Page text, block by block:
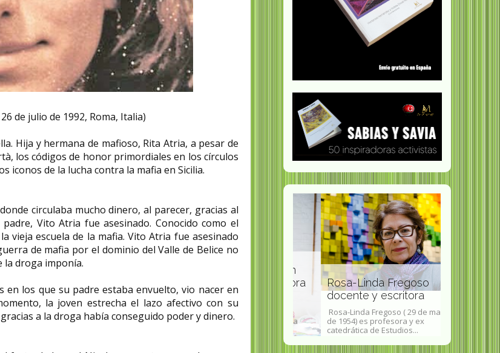
de julio de 1992, Roma, Italia)
Hija y hermana de mafioso, Rita Atria, a pesar de
los códigos de honor primordiales en los círculos
iconos de la lucha contra la mafia en Sicilia.
circulaba mucho dinero, al parecer, gracias al
Vito Atria fue asesinado. Conocido como el
vieja escuela de la mafia. Vito Atria fue asesinado
de mafia por el dominio del Valle de Belice no
la droga imponía.
los que su padre estaba envuelto, vio nacer en
la joven estrecha el lazo afectivo con su
a la droga había conseguido poder y dinero.
Susan Sutherland Isaacs
psicoanalista británica
Susan Sutherland Fairhurst Isaacs,
(Bromley Cross, cerca de Bolton
nacida en Jamaica
Ebony Grace Patterson ( 1981,
Kingston, Jamaica) es una artista
Rosa-Linda Fregoso
docente y escritora
Rosa-Linda Fregoso ( 29 de marzo
de 1954) es profesora y ex
catedrática de Estudios...